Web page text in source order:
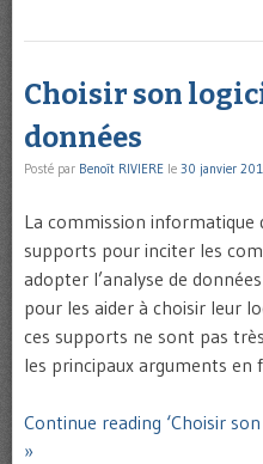
Choisir son
données
Posté par Benoît RIVIERE le 30 janvier
La commission informatique
supports pour inciter les
adopter l’analyse de
pour les aider à choisir leur
ces supports ne sont pas
les principaux arguments en
Continue reading ‘Choisir
»